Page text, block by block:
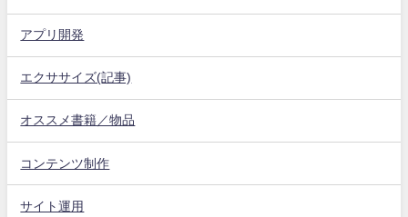
アプリ開発
エクササイズ(記事)
オススメ書籍／物品
コンテンツ制作
サイト運用